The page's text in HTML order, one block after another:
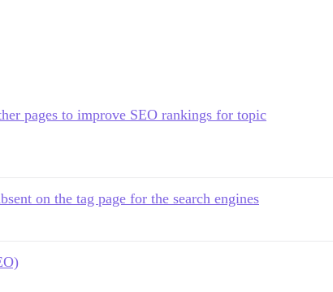
pages to improve SEO rankings for topic
on the tag page for the search engines